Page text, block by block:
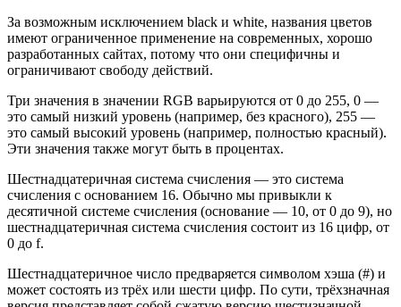
За возможным исключением black и white, названия цветов
имеют ограниченное применение на современных, хорошо
разработанных сайтах, потому что они специфичны и
ограничивают свободу действий.
Три значения в значении RGB варьируются от 0 до 255, 0 —
это самый низкий уровень (например, без красного), 255 —
это самый высокий уровень (например, полностью красный).
Эти значения также могут быть в процентах.
Шестнадцатеричная система счисления — это система
счисления с основанием 16. Обычно мы привыкли к
десятичной системе счисления (основание — 10, от 0 до 9), но
шестнадцатеричная система счисления состоит из 16 цифр, от
0 до f.
Шестнадцатеричное число предваряется символом хэша (#) и
может состоять из трёх или шести цифр. По сути, трёхзначная